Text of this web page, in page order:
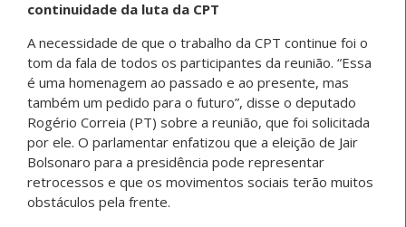
continuidade da luta da CPT
A necessidade de que o trabalho da CPT continue foi o
tom da fala de todos os participantes da reunião. “Essa
é uma homenagem ao passado e ao presente, mas
também um pedido para o futuro”, disse o deputado
Rogério Correia (PT) sobre a reunião, que foi solicitada
por ele. O parlamentar enfatizou que a eleição de Jair
Bolsonaro para a presidência pode representar
retrocessos e que os movimentos sociais terão muitos
obstáculos pela frente.